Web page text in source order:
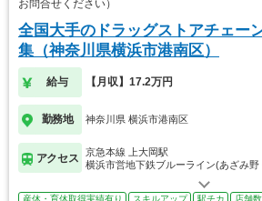
お問合せください）
全国大手のドラッグストアチェー
集（神奈川県横浜市港南区）
給与 【月収】17.2万円
勤務地 神奈川県 横浜市港南区
アクセス
京急本線 上大岡駅
横浜市営地下鉄ブルーライン(あざみ
産休・育休取得実績有り スキルアップ 駅チカ 店舗